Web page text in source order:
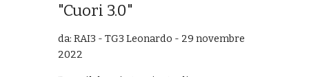
"Cuori 3.0"
da: RAI3 - TG3Leonardo - 29 novembre
2022